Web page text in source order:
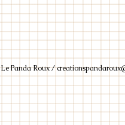
Le Panda Roux /